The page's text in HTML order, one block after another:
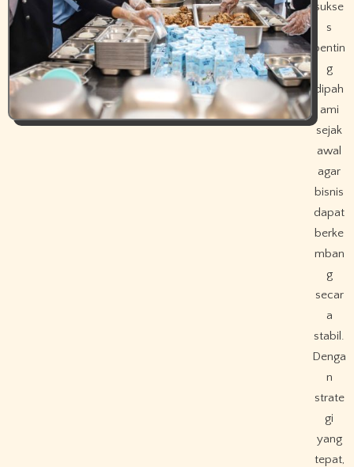
sukse
s
pentin
g
dipah
ami
sejak
awal
agar
bisnis
dapat
berke
mban
g
secar
a
stabil.
Denga
n
strate
gi
yang
tepat,